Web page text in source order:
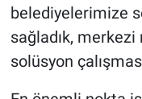
belediyelerimize
sağladık,
solüsyon